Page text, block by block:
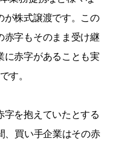
が株式譲渡です。この
赤字もそのまま受け継
に赤字があることも実
す。
字を抱えていたとする
、買い手企業はその赤